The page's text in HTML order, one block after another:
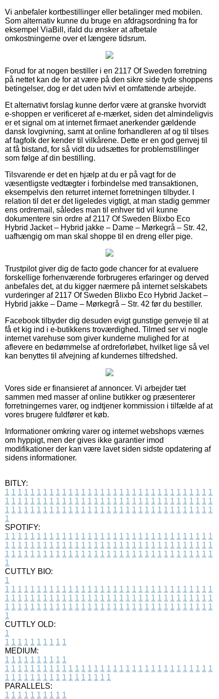
Vi anbefaler kortbestillinger eller betalinger med mobilen.
Som alternativ kunne du bruge en afdragsordning fra for
eksempel ViaBill, ifald du ønsker at afbetale
omkostningerne over et længere tidsrum.
Forud for at nogen bestiller i en 2117 Of Sweden forretning
på nettet kan de for at være på den sikre side tyde shoppens
betingelser, dog er det uden tvivl et omfattende arbejde.
Et alternativt forslag kunne derfor være at granske hvorvidt
e-shoppen er verificeret af e-mærket, siden det almindeligvis
er et signal om at internet firmaet anerkender gældende
dansk lovgivning, samt at online forhandleren af og til tilses
af fagfolk der kender til vilkårene. Dette er en god genvej til
at få bistand, for så vidt du udsættes for problemstillinger
som følge af din bestilling.
Tilsvarende er det en hjælp at du er på vagt for de
væsentligste vedtægter i forbindelse med transaktionen,
eksempelvis den returret internet forretningen tilbyder. I
relation til det er det ligeledes vigtigt, at man stadig gemmer
ens ordremail, således man til enhver tid vil kunne
dokumentere sin ordre af 2117 Of Sweden Blixbo Eco
Hybrid Jacket – Hybrid jakke – Dame – Mørkegrå – Str. 42,
uafhængig om man skal shoppe til en dreng eller pige.
Trustpilot giver dig de facto gode chancer for at evaluere
forskellige forhenværende forbrugeres erfaringer og derved
anbefales det, at du kigger nærmere på internet selskabets
vurderinger af 2117 Of Sweden Blixbo Eco Hybrid Jacket –
Hybrid jakke – Dame – Mørkegrå – Str. 42 før du bestiller.
Facebook tilbyder dig desuden evigt gunstige genveje til at
få et kig ind i e-butikkens troværdighed. Tilmed ser vi nogle
internet varehuse som giver kunderne mulighed for at
aflevere en bedømmelse af ordreforløbet, hvilket lige så vel
kan benyttes til afvejning af kundernes tilfredshed.
Vores side er finansieret af annoncer. Vi arbejder tæt
sammen med masser af online butikker og præsenterer
forretningernes varer, og indtjener kommission i tilfælde af at
vores brugere fuldfører et køb.
Informationer omkring varer og internet webshops værnes
om hyppigt, men der gives ikke garantier imod
modifikationer der kan være lavet siden sidste opdatering af
sidens informationer.
BITLY:
1 1 1 1 1 1 1 1 1 1 1 1 1 1 1 1 1 1 1 1 1 1 1 1 1 1 1 1 1 1 1 1 1
1 1 1 1 1 1 1 1 1 1 1 1 1 1 1 1 1 1 1 1 1 1 1 1 1 1 1 1 1 1 1 1 1
1 1 1 1 1 1 1 1 1 1 1 1 1 1 1 1 1 1 1 1 1 1 1 1 1 1 1 1 1 1 1 1 1
1
SPOTIFY:
1 1 1 1 1 1 1 1 1 1 1 1 1 1 1 1 1 1 1 1 1 1 1 1 1 1 1 1 1 1 1 1 1
1 1 1 1 1 1 1 1 1 1 1 1 1 1 1 1 1 1 1 1 1 1 1 1 1 1 1 1 1 1 1 1 1
1 1 1 1 1 1 1 1 1 1 1 1 1 1 1 1 1 1 1 1 1 1 1 1 1 1 1 1 1 1 1 1 1
1
CUTTLY BIO:
1
1 1 1 1 1 1 1 1 1 1 1 1 1 1 1 1 1 1 1 1 1 1 1 1 1 1 1 1 1 1 1 1 1
1 1 1 1 1 1 1 1 1 1 1 1 1 1 1 1 1 1 1 1 1 1 1 1 1 1 1 1 1 1 1 1 1
1 1 1 1 1 1 1 1 1 1 1 1 1 1 1 1 1 1 1 1 1 1 1 1 1 1 1 1 1 1 1 1 1
1
CUTTLY OLD:
1
1 1 1 1 1 1 1 1 1 1
MEDIUM:
1 1 1 1 1 1 1 1 1 1
1 1 1 1 1 1 1 1 1 1 1 1 1 1 1 1 1 1 1 1 1 1 1 1 1 1 1 1 1 1 1 1 1
1 1 1 1 1 1 1 1 1 1 1 1 1 1 1 1 1
PARALLELS:
1 1 1 1 1 1 1 1 1 1